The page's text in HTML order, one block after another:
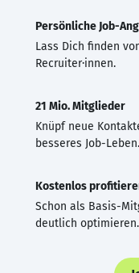
Persönliche Job-
Lass Dich finden
Recruiter·innen.
21 Mio. Mitglieder
Knüpf neue
besseres Job-Leben.
Kostenlos
Schon als Basis-
deutlich optimieren.